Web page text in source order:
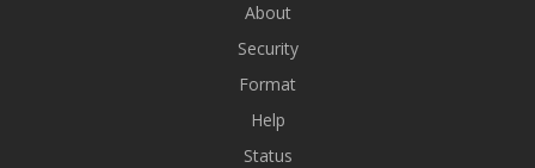
About
Security
Format
Help
Status